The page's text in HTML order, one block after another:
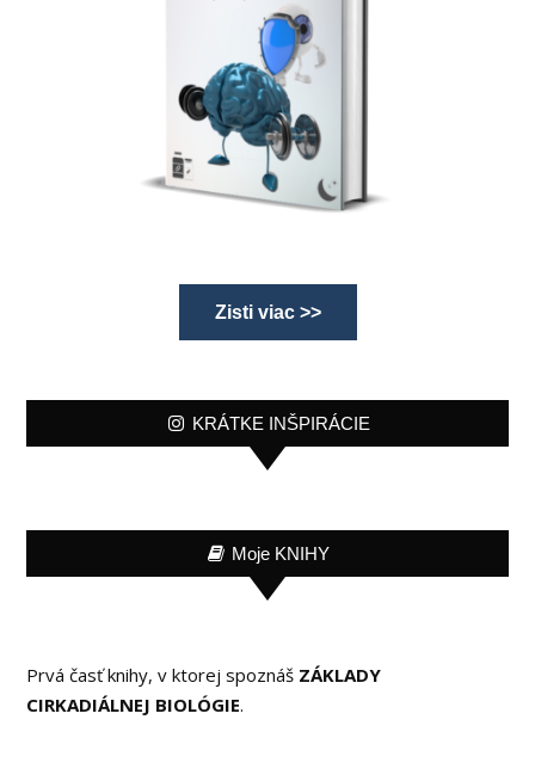
Zisti viac >>
KRÁTKE INŠPIRÁCIE
Moje KNIHY
Prvá časť knihy, v ktorej spoznáš ZÁKLADY
CIRKADIÁLNEJ BIOLÓGIE.